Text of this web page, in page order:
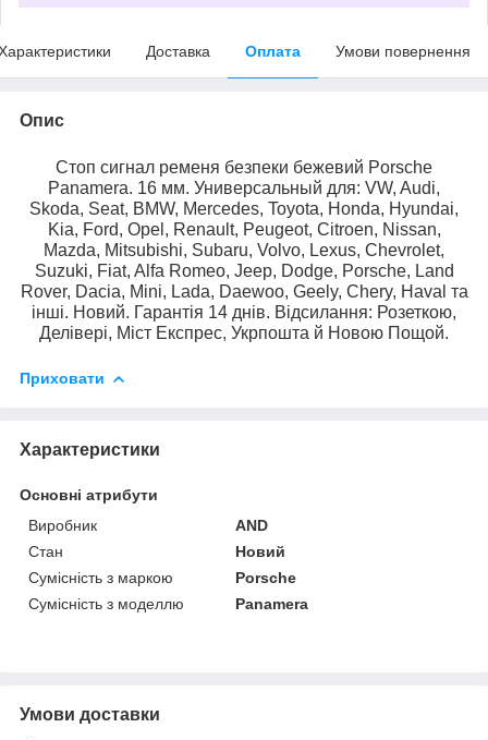
Доставка Оплата Умови повернення
Опис
Стоп сигнал ременя безпеки бежевий Porsche
Panamera. 16 мм. Универсальный для: VW, Audi,
Skoda, Seat, BMW, Mercedes, Toyota, Honda, Hyundai,
Kia, Ford, Opel, Renault, Peugeot, Citroen, Nissan,
Mazda, Mitsubishi, Subaru, Volvo, Lexus, Chevrolet,
Suzuki, Fiat, Alfa Romeo, Jeep, Dodge, Porsche, Land
Rover, Dacia, Mini, Lada, Daewoo, Geely, Chery, Haval та
інші. Новий. Гарантія 14 днів. Відсилання: Розеткою,
Делівері, Міст Експрес, Укрпошта й Новою Пощой.
Приховати
Характеристики
Основні атрибути
Виробник
AND
Стан
Новий
Сумісність з маркою
Porsche
Сумісність з моделлю
Panamera
Умови доставки